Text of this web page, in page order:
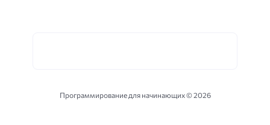
Программирование для начинающих ©2026